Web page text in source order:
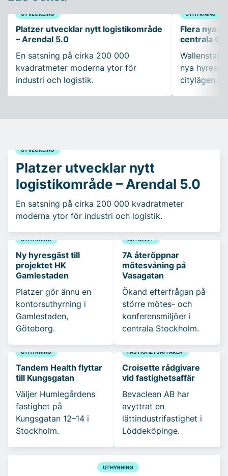
UTVECKLING
Platzer utvecklar nytt logistikområde
– Arendal 5.0
En satsning på cirka 200 000
kvadratmeter moderna ytor för
industri och logistik.
UTHYRNING
Flera nya
centrala
nya
citylägen.
UTVECKLING
Platzer utvecklar nytt
logistikområde – Arendal 5.0
En satsning på cirka 200 000 kvadratmeter
moderna ytor för industri och logistik.
UTHYRNING
Ny hyresgäst till
projektet HK
Gamlestaden
Platzer gör ännu en
kontorsuthyrning i
Gamlestaden,
Göteborg.
AKTUELLT
7A återöppnar
mötesvåning på
Vasagatan
Ökand efterfrågan på
större mötes- och
konferensmiljöer i
centrala Stockholm.
UTHYRNING
Tandem Health flyttar
till Kungsgatan
Väljer Humlegårdens
fastighet på
Kungsgatan 12–14 i
Stockholm.
FASTIGHETSAFFÄRER
Croisette rådgivare
vid fastighetsaffär
Bevaclean AB har
avyttrat en
lättindustrifastighet i
Löddeköpinge.
UTHYRNING